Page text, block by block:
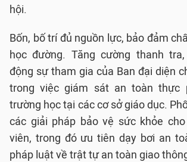
hội.
Bốn, bố trí đủ nguồn lực, bảo đảm
học đường. Tăng cường thanh
động sự tham gia của Ban đại diện
trong việc giám sát an toàn thực
trường học tại các cơ sở giáo dục.
các giải pháp bảo vệ sức khỏe
viên, trong đó ưu tiên dạy bơi an
pháp luật về trật tự an toàn giao